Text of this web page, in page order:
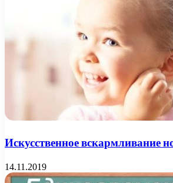
Искусственное вскармливание
14.11.2019